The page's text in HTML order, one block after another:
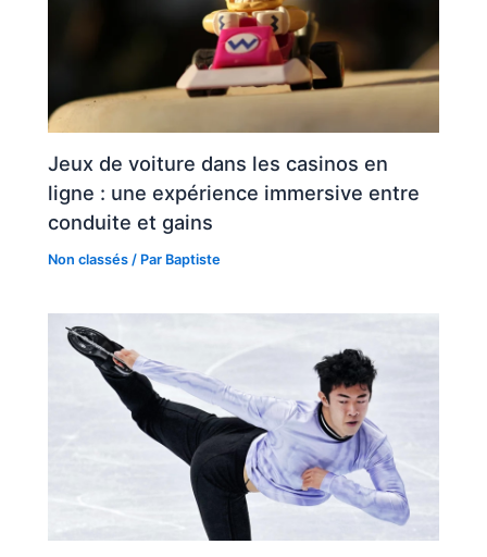
Jeux de voiture dans les casinos en
ligne : une expérience immersive entre
conduite et gains
Non classés / Par Baptiste